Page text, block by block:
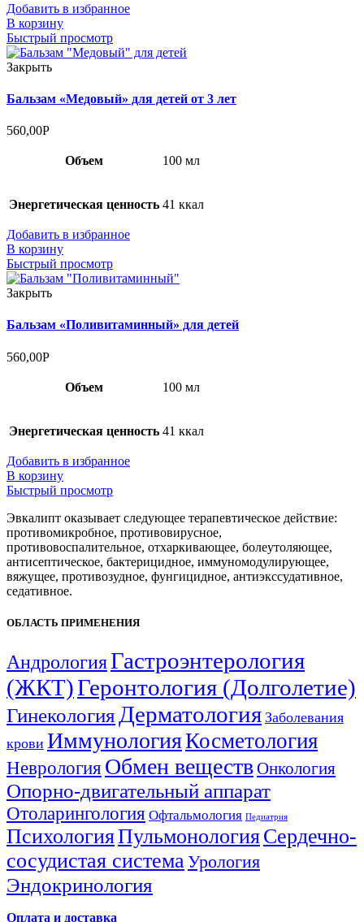
Добавить в избранное
В корзину
Быстрый просмотр
Закрыть
Бальзам «Медовый» для детей от 3 лет
560,00Р
Объем 100 мл
Энергетическая ценность 41 ккал
Добавить в избранное
В корзину
Быстрый просмотр
Закрыть
Бальзам «Поливитаминный» для детей
560,00Р
Объем 100 мл
Энергетическая ценность 41 ккал
Добавить в избранное
В корзину
Быстрый просмотр
Эвкалипт оказывает следующее терапевтическое действие:
противомикробное, противовирусное,
противовоспалительное, отхаркивающее, болеутоляющее,
антисептическое, бактерицидное, иммуномодулирующее,
вяжущее, противозудное, фунгицидное, антиэкссудативное,
седативное.
ОБЛАСТЬ ПРИМЕНЕНИЯ
АндрологияГастроэнтерология
(ЖКТ)Геронтология (Долголетие)
Гинекология Дерматология Заболевания
крови ИммунологияКосметология
Неврология Обмен веществОнкология
Опорно-двигательный аппарат
Отоларингология Офтальмология Педиатрия
ПсихологияПульмонологияСердечно-
сосудистая системаУрология
Эндокринология
Оплата и доставка